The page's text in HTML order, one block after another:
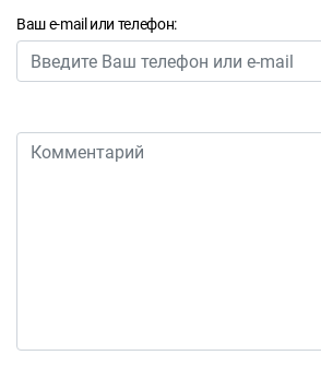
Ваш e-mail или телефон: